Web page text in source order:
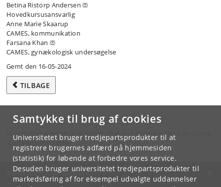
Samtykke til brug af cookies
Universitetet bruger tredjepartsprodukter til at
registrere brugernes adfærd på hjemmesiden
(statistik) for løbende at forbedre vores service.
Desuden bruger universitetet tredjepartsprodukter til
markedsføring af for eksempel udvalgte uddannelser
Betina Ristorp Andersen
Hovedkursusansvarlig
Anne Marie Skaarup
CAMES, kommunikation
Farsana Khan
CAMES, gynækologisk undersøgelse
Gemt den 16-05-2024
TILBAGE
Hvis du har spørgsmål til kurset, skal du henvende dig til din lokale
studieadministration.
KØBENHAVNS UNIVERSITET